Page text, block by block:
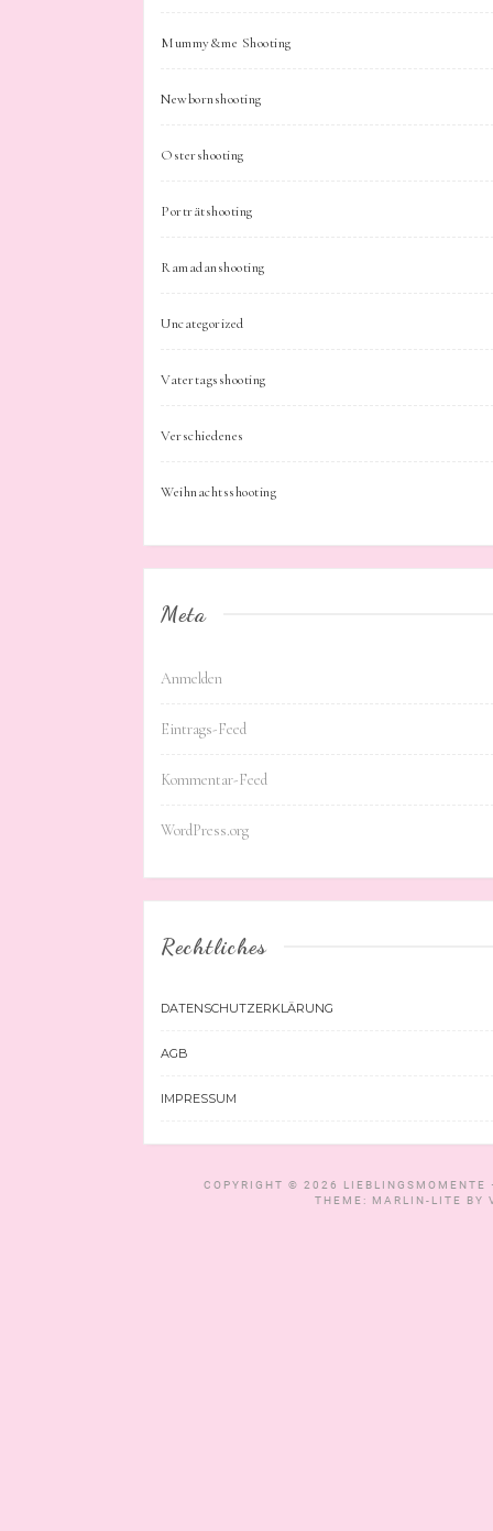
Mummy&me Shooting
Newbornshooting
Ostershooting
Porträtshooting
Ramadanshooting
Uncategorized
Vatertagsshooting
Verschiedenes
Weihnachtsshooting
Meta
Anmelden
Eintrags-Feed
Kommentar-Feed
WordPress.org
Rechtliches
DATENSCHUTZERKLÄRUNG
AGB
IMPRESSUM
COPYRIGHT © 2026
THEME: MARLIN-LITE BY